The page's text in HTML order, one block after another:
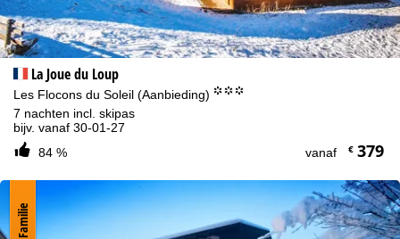
La Joue du Loup
Les Flocons du Soleil (Aanbieding) °°°
7 nachten incl. skipas
bijv. vanaf 30-01-27
84 %
vanaf €379
Familie